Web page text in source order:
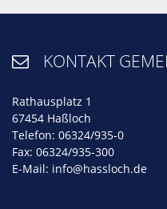
 KONTAKT
Rathausplatz 1
67454 Haßloch
Telefon: 06324/935-0
Fax: 06324/935-300
E-Mail: info@hassloch.de